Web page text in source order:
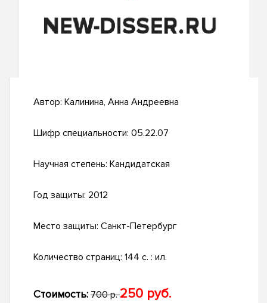
Автор: Калинина, Анна Андреевна
Шифр специальности: 05.22.07
Научная степень: Кандидатская
Год защиты: 2012
Место защиты: Санкт-Петербург
Количество страниц: 144 с. : ил.
Стоимость: 700 р.250 руб.